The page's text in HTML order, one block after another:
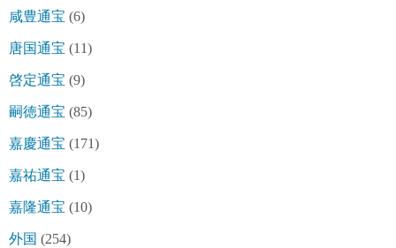
咸豊通宝 (6)
唐国通宝 (11)
啓定通宝 (9)
嗣徳通宝 (85)
嘉慶通宝 (171)
嘉祐通宝 (1)
嘉隆通宝 (10)
外国 (254)